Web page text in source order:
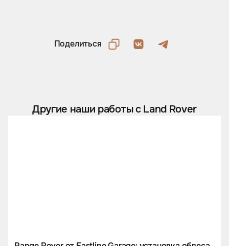
Поделиться
Другие наши работы с Land Rover